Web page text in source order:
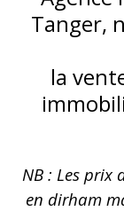
Tanger,
la
NB : Les prix
en dirham